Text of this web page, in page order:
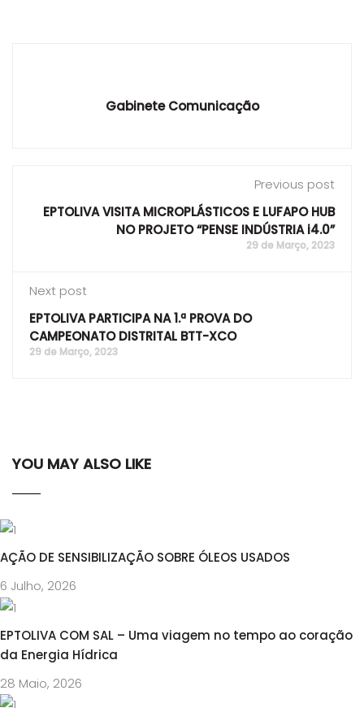
Gabinete Comunicação
Previous post
EPTOLIVA VISITA MICROPLÁSTICOS E LUFAPO HUB
NO PROJETO “PENSE INDÚSTRIA i4.0”
29 de Março, 2023
Next post
EPTOLIVA PARTICIPA NA 1.ª PROVA DO
CAMPEONATO DISTRITAL BTT-XCO
29 de Março, 2023
YOU MAY ALSO LIKE
AÇÃO DE SENSIBILIZAÇÃO SOBRE ÓLEOS USADOS
6 Julho, 2026
EPTOLIVA COM SAL – Uma viagem no tempo ao coração
da Energia Hídrica
28 Maio, 2026